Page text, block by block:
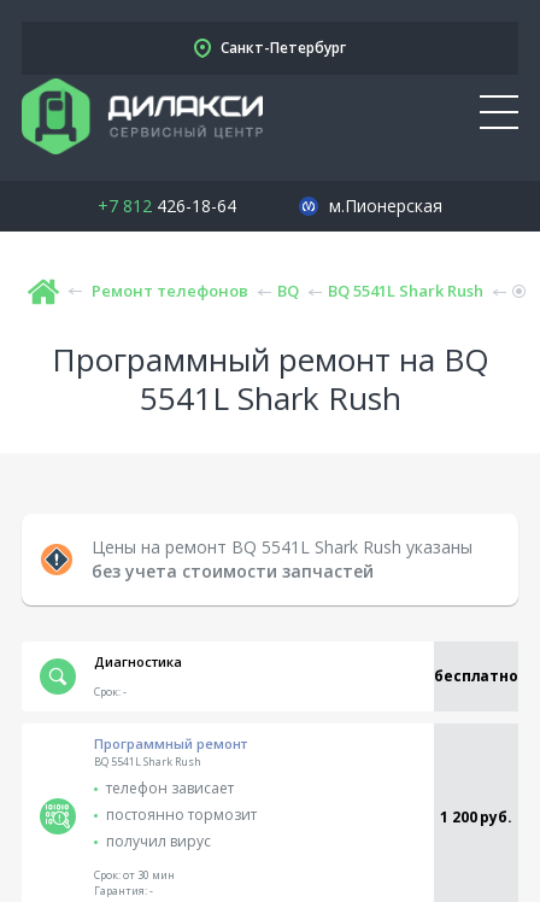
Санкт-Петербург
+7 812426-18-64 м.Пионерская
Ремонт телефонов BQ BQ 5541L Shark Rush
Программный ремонт на BQ
5541L Shark Rush
Цены на ремонт BQ 5541L Shark Rush указаны
без учета стоимости запчастей
Диагностика
бесплатно
Срок:-
Программный ремонт
BQ 5541L Shark Rush
телефон зависает
постоянно тормозит
получил вирус
1 200 руб.
Срок:от 30 мин
Гарантия:-